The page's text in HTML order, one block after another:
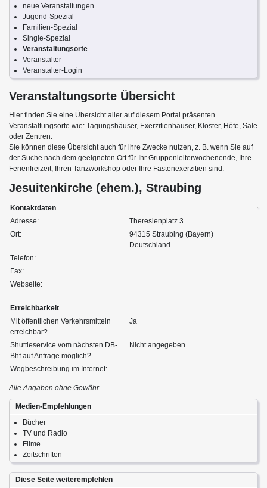
neue Veranstaltungen
Jugend-Spezial
Familien-Spezial
Single-Spezial
Veranstaltungsorte
Veranstalter
Veranstalter-Login
Veranstaltungsorte Übersicht
Hier finden Sie eine Übersicht aller auf diesem Portal präsenten
Veranstaltungsorte wie: Tagungshäuser, Exerzitienhäuser, Klöster, Höfe, Säle
oder Zentren.
Sie können diese Übersicht auch für ihre Zwecke nutzen, z. B. wenn Sie auf
der Suche nach dem geeigneten Ort für Ihr Gruppenleiterwochenende, Ihre
Ferienfreizeit, Ihren Tanzworkshop oder Ihre Fastenexerzitien sind.
Jesuitenkirche (ehem.), Straubing
Kontaktdaten
Adresse:
Theresienplatz 3
Ort:
94315 Straubing (Bayern)
Deutschland
Telefon:
Fax:
Webseite:
Erreichbarkeit
Mit öffentlichen Verkehrsmitteln
erreichbar?
Ja
Shuttleservice vom nächsten DB-
Bhf auf Anfrage möglich?
Nicht angegeben
Wegbeschreibung im Internet:
Alle Angaben ohne Gewähr
Medien-Empfehlungen
Bücher
TV und Radio
Filme
Zeitschriften
Diese Seite weiterempfehlen